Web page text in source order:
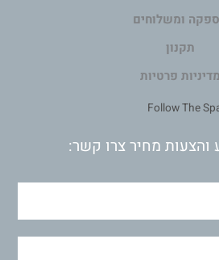
ומשלוחים
תקנון
מדיניות פרטיות
מחיר צרו קשר: